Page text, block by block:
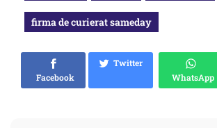
firma de curierat sameday
Facebook
Twitter
WhatsApp